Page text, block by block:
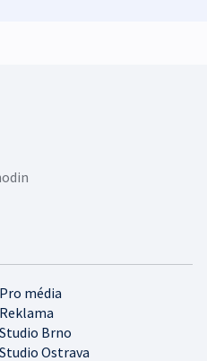
Pro média
Reklama
Studio Brno
Studio Ostrava